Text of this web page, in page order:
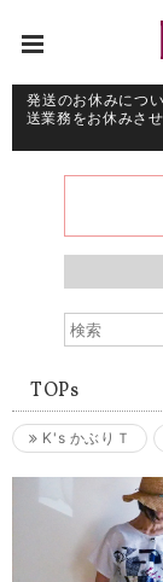
発送のお休みにつ
送業務をお休みさ
TOPs
K's かぶりＴ